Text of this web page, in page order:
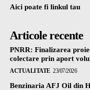
Aici poate fi linkul tau
Articole recente
PNRR: Finalizarea
colectare prin aport
ACTUALITATE 23/07/2026
Benzinaria AFJ Oil din